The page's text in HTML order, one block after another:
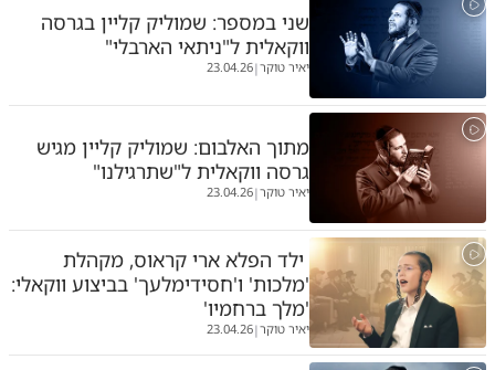
שני במספר: שמוליק קליין בגרסה
ווקאלית ל"ניתאי הארבלי"
יאיר טוקר|
23.04.26
מתוך האלבום: שמוליק קליין מגיש
גרסה ווקאלית ל"שתרגילנו"
יאיר טוקר|
23.04.26
ילד הפלא ארי קראוס, מקהלת
'מלכות' ו'חסידימלעך' בביצוע ווקאלי:
'מלך ברחמיו'
יאיר טוקר|
23.04.26